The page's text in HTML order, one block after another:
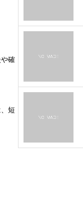
確
短